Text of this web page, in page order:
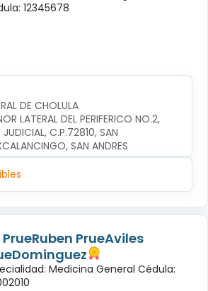
12345678
DE CHOLULA
LATERAL DEL PERIFERICO NO.2,
C.P.72810, SAN
SAN ANDRES
PrueRuben PrueAviles
Medicina General Cédula: